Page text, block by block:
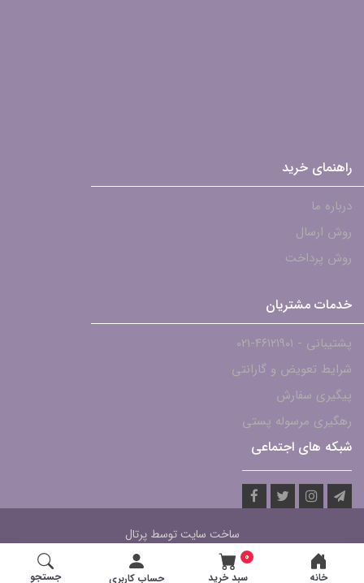
خانه
0
سبد خرید
حساب کاربری جستجو
راهنمای خرید
درباره ما
روش ارسال
روش پرداخت
خدمات مشتریان
پشتیبانی - ۴۶۱۲۱۹۰۱-021
شرایط تعویض و گارانتی
پیگیری سفارش
رهگیری مرسوله پستی
شبکه های اجتماعی
ساخت سایت توسطپرتال